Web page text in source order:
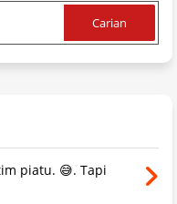
piatu. 😅. Tapi